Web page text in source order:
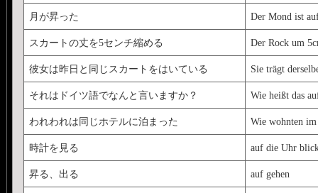
月が昇った Der Mond ist
スカートの丈を5センチ縮める Der Rock um
彼女は昨日と同じスカートをはいている Sie trägt
それはドイツ語でなんと言いますか？ Wie heißt das
われわれは同じホテルに泊まった Wie wohnten
時計を見る auf die Uhr
昇る、出る auf gehen